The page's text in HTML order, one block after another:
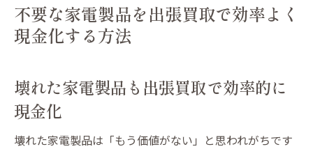
不要な家電製品を出張買取で効率よく
現金化する方法
壊れた家電製品も出張買取で効率的に
現金化
壊れた家電製品は「もう価値がない」と思われがちです